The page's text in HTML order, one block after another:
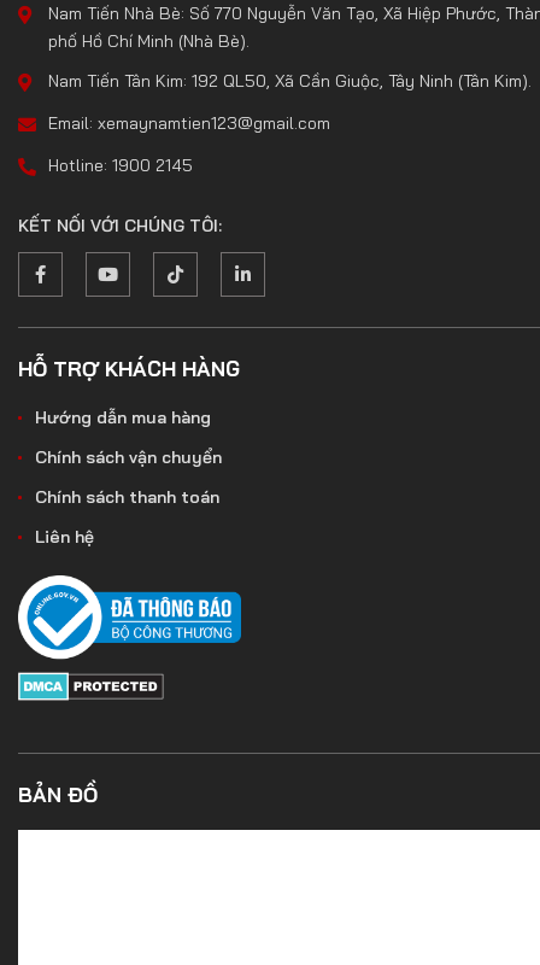
Nam Tiến Nhà Bè: Số 770 Nguyễn Văn Tạo, Xã Hiệp Phước,
phố Hồ Chí Minh (Nhà Bè).
Nam Tiến Tân Kim: 192 QL50, Xã Cần Giuộc, Tây Ninh (Tân Kim).
Email: xemaynamtien123@gmail.com
Hotline: 1900 2145
KẾT NỐI VỚI CHÚNG TÔI:
HỖ TRỢ KHÁCH HÀNG
Hướng dẫn mua hàng
Chính sách vận chuyển
Chính sách thanh toán
Liên hệ
BẢN ĐỒ